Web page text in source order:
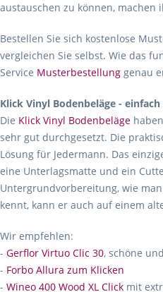
austauschen zu können, machen
Bestellen Sie sich kostenlose
vergleichen Sie selbst. Wie das
Service Musterbestellung genau
Klick Vinyl Bodenbeläge -
Die Klick Vinyl Bodenbeläge
sehr gut durchgesetzt. Die
Lösung für Jedermann. Das
eine Unterlagsmatte und ein
Untergrundvorbereitung, wie
kennt, kann er auch auf einem
Wir empfehlen:
- Gerflor Virtuo Clic 30, schöne
- Forbo Allura zum Klicken
- Wineo 400 Wood XL Click mit